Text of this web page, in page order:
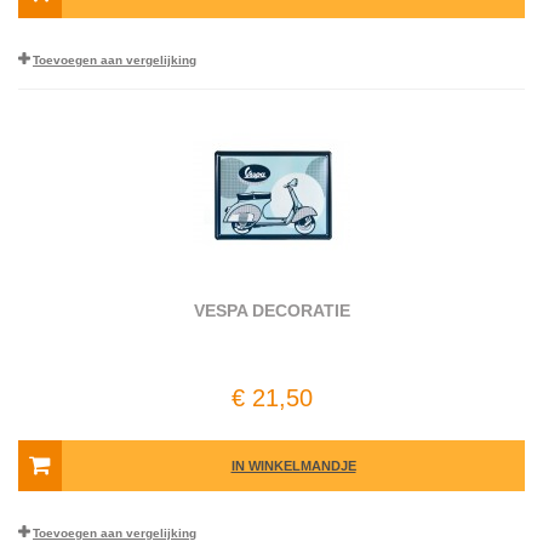
Toevoegen aan vergelijking
VESPA DECORATIE
€ 21,50
IN WINKELMANDJE
Toevoegen aan vergelijking